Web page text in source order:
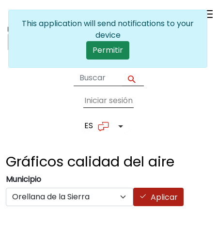
User account
Iniciar sesión
ES Lista adicional de
Gráficos calidad del aire
Municipio
Aplicar
This application will send notifications to your
device
Permitir